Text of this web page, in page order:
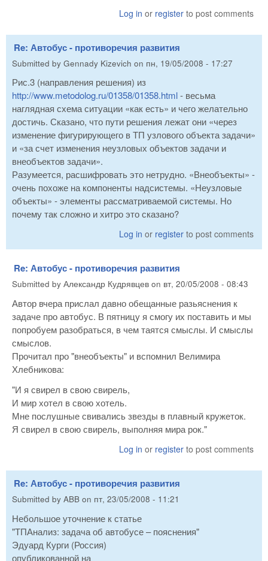
Log in or register to post comments
Re: Автобус - противоречия развития
Submitted by Gennady Kizevich on пн, 19/05/2008 - 17:27
Рис.3 (направления решения) из
http://www.metodolog.ru/01358/01358.html- весьма
наглядная схема ситуации «как есть» и чего желательно
достичь. Сказано, что пути решения лежат они «через
изменение фигурирующего в ТП узлового объекта задачи»
и «за счет изменения неузловых объектов задачи и
внеобъектов задачи».
Разумеется, расшифровать это нетрудно. «Внеобъекты» -
очень похоже на компоненты надсистемы. «Неузловые
объекты» - элементы рассматриваемой системы. Но
почему так сложно и хитро это сказано?
Log in or register to post comments
Re: Автобус - противоречия развития
Submitted by Александр Кудрявцев on вт, 20/05/2008 - 08:43
Автор вчера прислал давно обещанные разьяснения к
задаче про автобус. В пятницу я смогу их поставить и мы
попробуем разобраться, в чем таятся смыслы. И смыслы
смыслов.
Прочитал про "внеобъекты" и вспомнил Велимира
Хлебникова:
"И я свирел в свою свирель,
И мир хотел в свою хотель.
Мне послушные свивались звезды в плавный кружеток.
Я свирел в свою свирель, выполняя мира рок."
Log in or register to post comments
Re: Автобус - противоречия развития
Submitted by ABB on пт, 23/05/2008 - 11:21
Небольшое уточнение к статье
"ТПАнализ: задача об автобусе – пояснения"
Эдуард Курги (Россия)
опубликованной на